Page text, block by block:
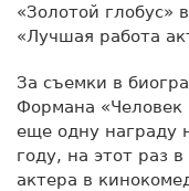
«Золотой глобус»
«Лучшая работа
За съемки в
Формана
еще одну награду
году, на этот раз
актера в